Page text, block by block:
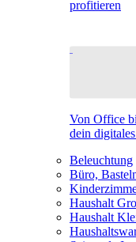
profitieren
Von Office
dein
Beleuchtung
Büro,
Haushalt
Haushalt